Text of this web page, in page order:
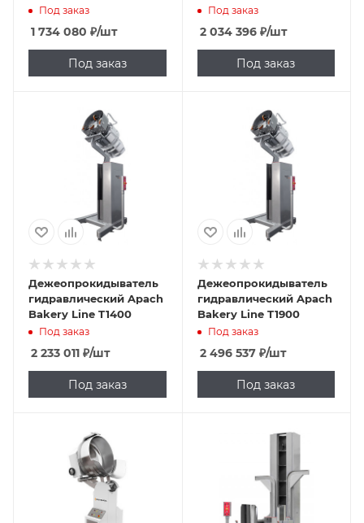
Под заказ
1 734 080 ₽/шт
Под заказ
Под заказ
2 034 396₽/шт
Под заказ
Дежеопрокидыватель
гидравлический Apach
Bakery Line T1400
Под заказ
2 233 011 ₽/шт
Под заказ
Дежеопрокидыватель
гидравлический Apach
Bakery Line T1900
Под заказ
2 496 537₽/шт
Под заказ